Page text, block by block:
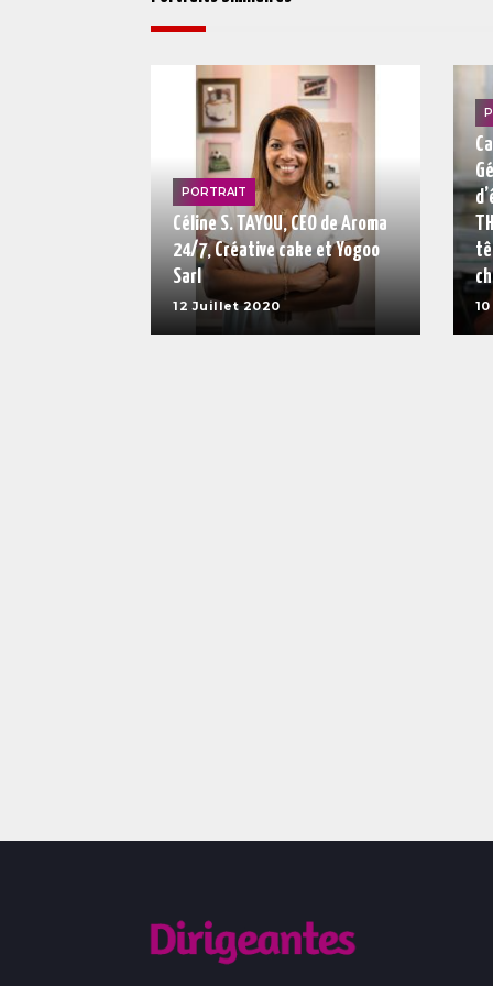
PORTRAIT
Céline S. TAYOU, CEO de Aroma
24/7, Créative cake et Yogoo
Sarl
12 Juillet 2020